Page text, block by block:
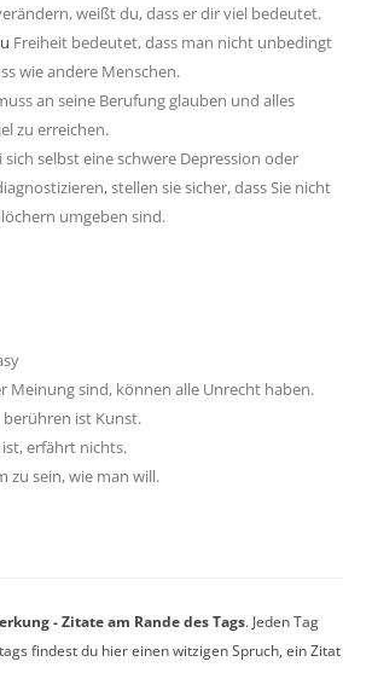
weißt du, dass er dir viel bedeutet.
Freiheit bedeutet, dass man nicht unbedingt
wie andere Menschen.
an seine Berufung glauben und alles
zu erreichen.
sich selbst eine schwere Depression oder
stellen sie sicher, dass Sie nicht
umgeben sind.
Meinung sind, können alle Unrecht haben.
berühren ist Kunst.
erfährt nichts.
zu sein, wie man will.
- Zitate am Rande des Tags. Jeden Tag
findest du hier einen witzigen Spruch, ein Zitat